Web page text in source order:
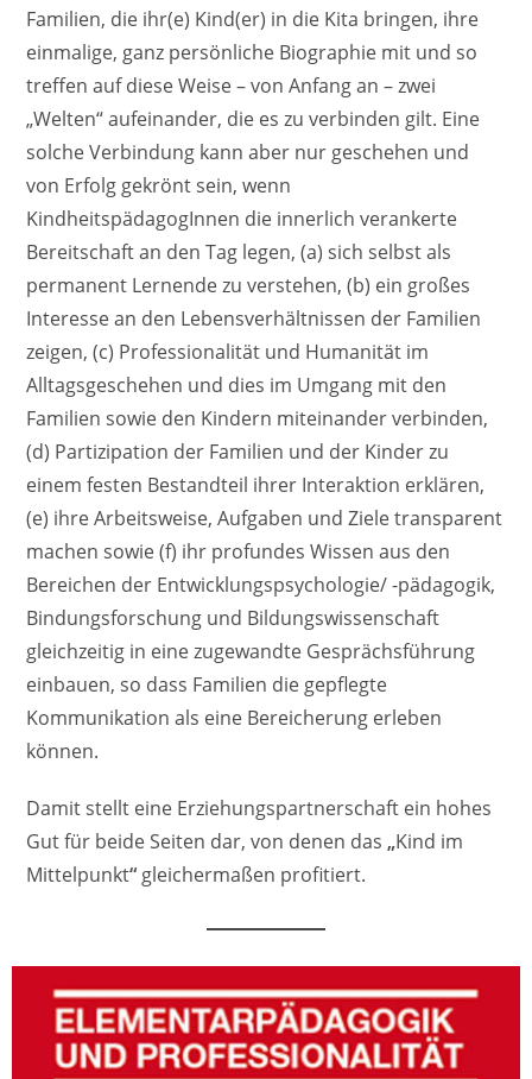
Familien, die ihr(e) Kind(er) in die Kita bringen, ihre
einmalige, ganz persönliche Biographie mit und so
treffen auf diese Weise – von Anfang an – zwei
„Welten“ aufeinander, die es zu verbinden gilt. Eine
solche Verbindung kann aber nur geschehen und
von Erfolg gekrönt sein, wenn
KindheitspädagogInnen die innerlich verankerte
Bereitschaft an den Tag legen, (a) sich selbst als
permanent Lernende zu verstehen, (b) ein großes
Interesse an den Lebensverhältnissen der Familien
zeigen, (c) Professionalität und Humanität im
Alltagsgeschehen und dies im Umgang mit den
Familien sowie den Kindern miteinander verbinden,
(d) Partizipation der Familien und der Kinder zu
einem festen Bestandteil ihrer Interaktion erklären,
(e) ihre Arbeitsweise, Aufgaben und Ziele transparent
machen sowie (f) ihr profundes Wissen aus den
Bereichen der Entwicklungspsychologie/ -pädagogik,
Bindungsforschung und Bildungswissenschaft
gleichzeitig in eine zugewandte Gesprächsführung
einbauen, so dass Familien die gepflegte
Kommunikation als eine Bereicherung erleben
können.
Damit stellt eine Erziehungspartnerschaft ein hohes
Gut für beide Seiten dar, von denen das„Kind im
Mittelpunkt“ gleichermaßen profitiert.